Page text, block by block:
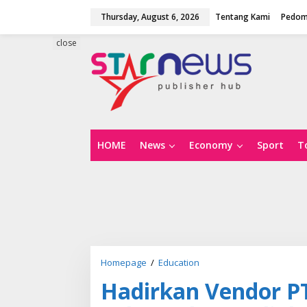
Thursday, August 6, 2026 Tentang Kami
HOME News Economy Sport
close
Homepage / Education
Hadirkan Vendor